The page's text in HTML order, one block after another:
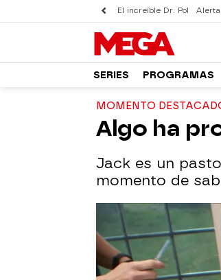
El increíble Dr. Pol
SERIES PROGRAMAS
MOMENTO
Algo ha
Jack es un
momento de